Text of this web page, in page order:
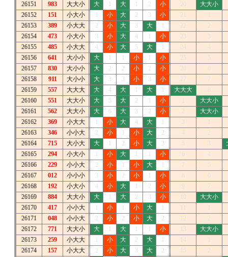
26151 983 大大小 大 大 2 小 20
大大小
26152
151 小大小 小 大 2 小 21
26153
389 小大大 2 小 大 大 22
2
26154
473 小大小 小 大 4 小 23
26155
485 小大大 4 小 大 5 大 24
4
26156
641 大小小 大 小 小 25
5
26157
830 大小小 大 2 2 小 2 小 26
26158
911 大小小 大 小 小 27
7
26159
557 大大大 大 4 大 大 大大大
26160
551 大大小 大 5 大 2 小
大大小
26161
562 大大小 大 大 2 小 2
大大小
26162
369 小大大 小 大 4 大
26163
346 小小大 2 小 小 大 2 4
2
26164
715 大小大 大 2 小 大 5
26165
294 小大小 小 大 小
4
26166
229 小小大 2 小 小 大 7
5
26167
012 小小小 小 2 小 小
26168
192 小大小 4 小 大 2 小
7
26169
884 大大小 大 大 2 小
大大小
26170
417 小小大 小 小 大
26171
048 小小大 2 小 2 小 大 2 12
2
26172
771 大大小 大 大 小
大大小
26173
259 小大大 小 大 2 大 14
26174
157 小大大 2 小 大 大 2 15
2